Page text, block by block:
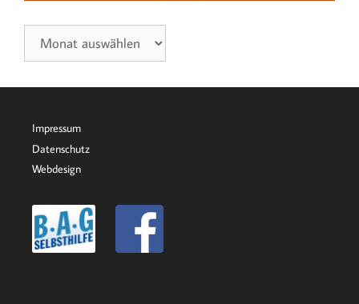
Impressum
Datenschutz
Webdesign